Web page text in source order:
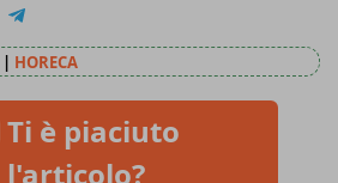
| HORECA
Ti è piaciuto
l'articolo?